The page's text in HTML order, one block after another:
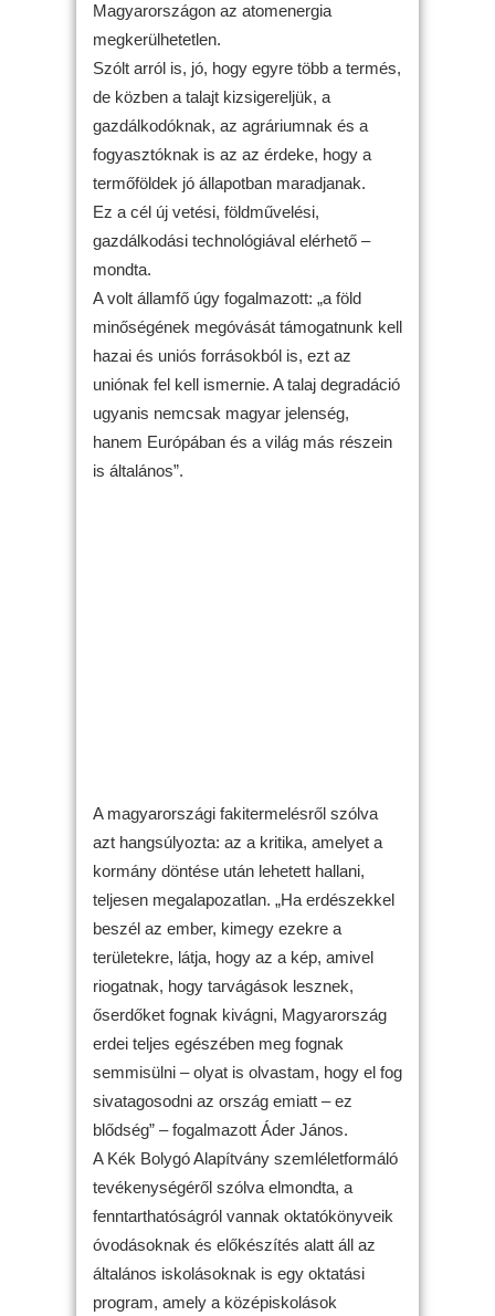
Magyarországon az atomenergia
megkerülhetetlen.
Szólt arról is, jó, hogy egyre több a termés,
de közben a talajt kizsigereljük, a
gazdálkodóknak, az agráriumnak és a
fogyasztóknak is az az érdeke, hogy a
termőföldek jó állapotban maradjanak.
Ez a cél új vetési, földművelési,
gazdálkodási technológiával elérhető –
mondta.
A volt államfő úgy fogalmazott: „a föld
minőségének megóvását támogatnunk kell
hazai és uniós forrásokból is, ezt az
uniónak fel kell ismernie. A talaj degradáció
ugyanis nemcsak magyar jelenség,
hanem Európában és a világ más részein
is általános”.
A magyarországi fakitermelésről szólva
azt hangsúlyozta: az a kritika, amelyet a
kormány döntése után lehetett hallani,
teljesen megalapozatlan. „Ha erdészekkel
beszél az ember, kimegy ezekre a
területekre, látja, hogy az a kép, amivel
riogatnak, hogy tarvágások lesznek,
őserdőket fognak kivágni, Magyarország
erdei teljes egészében meg fognak
semmisülni – olyat is olvastam, hogy el fog
sivatagosodni az ország emiatt – ez
blődség” – fogalmazott Áder János.
A Kék Bolygó Alapítvány szemléletformáló
tevékenységéről szólva elmondta, a
fenntarthatóságról vannak oktatókönyveik
óvodásoknak és előkészítés alatt áll az
általános iskolásoknak is egy oktatási
program, amely a középiskolások